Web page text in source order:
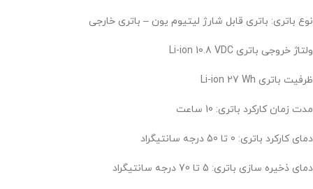
نوع باتری: باتری قابل شارژ لیتیوم یون – باتری خارجی
ولتاژ خروجی باتری Li-ion 10.8 VDC
ظرفیت باتری Li-ion 27 Wh
مدت زمان کارکرد باتری: 10 ساعت
دمای کارکرد باتری: 0 تا 50 درجه سانتیگراد
دمای ذخیره سازی باتری: 5 تا 70 درجه سانتیگراد